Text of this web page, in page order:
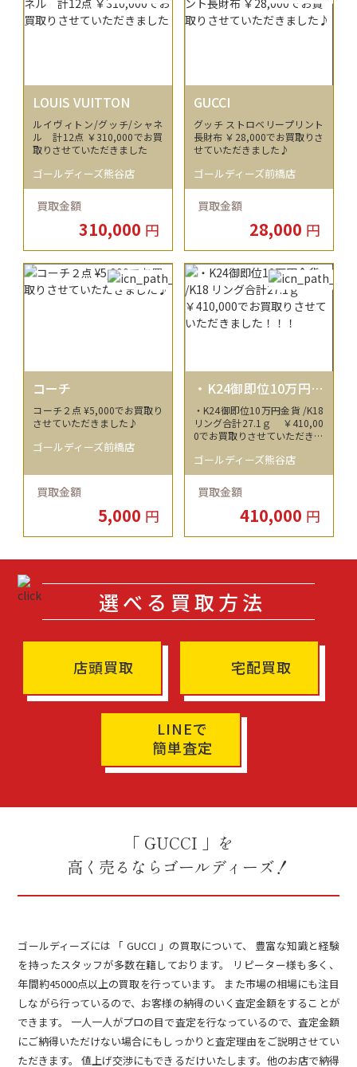
LOUIS VUITTON
ルイヴィトン/グッチ/シャネ
ル 計12点 ￥310,000でお買
取りさせていただきました
ゴールディーズ熊谷店
買取金額
310,000 円
GUCCI
グッチ ストロベリープリント
長財布 ￥28,000でお買取りさ
せていただきました♪
ゴールディーズ前橋店
買取金額
28,000 円
コーチ
コーチ２点 ¥5,000でお買取り
させていただきました♪
ゴールディーズ前橋店
買取金額
5,000 円
・K24御即位10万円金
貨 /K18 リング合計27.
1ｇ
・K24御即位10万円金貨 /K18
リング合計27.1ｇ ￥410,00
0でお買取りさせていただきま
ゴールディーズ熊谷店
買取金額
410,000 円
選べる買取方法
店頭買取 宅配買取
LINEで
簡単査定
「 GUCCI 」を
高く売るならゴールディーズ！
ゴールディーズには 「 GUCCI 」の買取について、 豊富な知識と経験
を持ったスタッフが多数在籍しております。 リピーター様も多く、
年間約45000点以上の買取を行っています。 また市場の相場にも注目
しながら行っているので、お客様の納得のいく査定金額をすることが
できます。 一人一人がプロの目で査定を行なっているので、査定金額
にご納得いただけない場合にもしっかりと査定理由をご説明させてい
ただきます。 値上げ交渉にもできるだけいたします。他のお店で納得